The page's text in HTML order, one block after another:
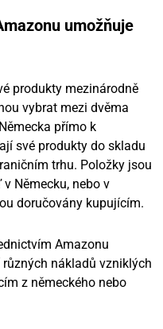
umožňuje
produkty mezinárodně
vybrat mezi dvěma
přímo k
své produkty do skladu
trhu. Položky jsou
Německu, nebo v
doručovány kupujícím.
Amazonu
nákladů vzniklých
z německého nebo